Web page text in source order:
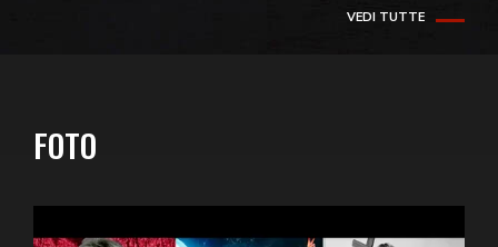
VEDI TUTTE
FOTO